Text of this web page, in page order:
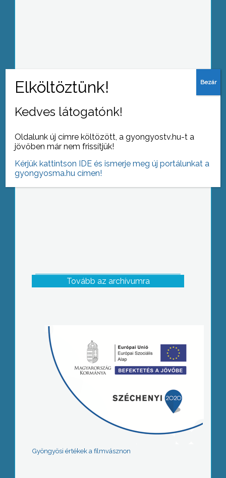
József úti ovisok Márton napja
alkalmából
Tovább az archívumra
Gyöngyösi értékek a filmvásznon
Kedves látogatónk!
Oldalunk új címre költözött, a gyongyostv.hu-t a
jövőben már nem frissítjük!
Kérjük kattintson IDE és ismerje meg új portálunkat a
gyongyosma.hu címen!